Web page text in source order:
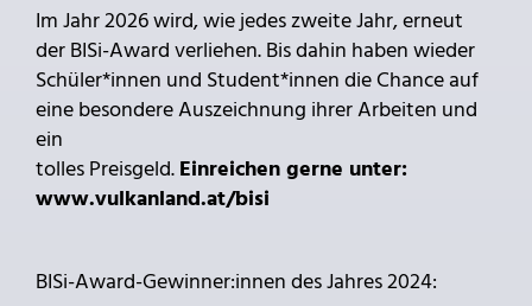
Im Jahr 2026 wird, wie jedes zweite Jahr, erneut
der BISi-Award verliehen. Bis dahin haben wieder
Schüler*innen und Student*innen die Chance auf
eine besondere Auszeichnung ihrer Arbeiten und
ein
tolles Preisgeld.Einreichen gerne unter:
www.vulkanland.at/bisi
BISi-Award-Gewinner:innen des Jahres 2024: